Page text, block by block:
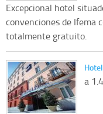
Excepcional hotel
convenciones de Ifema
totalmente gratuito.
a